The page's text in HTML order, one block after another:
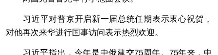
习近平对普京开启新一届总统任期表示衷心祝贺，
对他再次来华进行国事访问表示热烈欢迎。
习近平指出，今年是中俄建交75周年。75年来，中